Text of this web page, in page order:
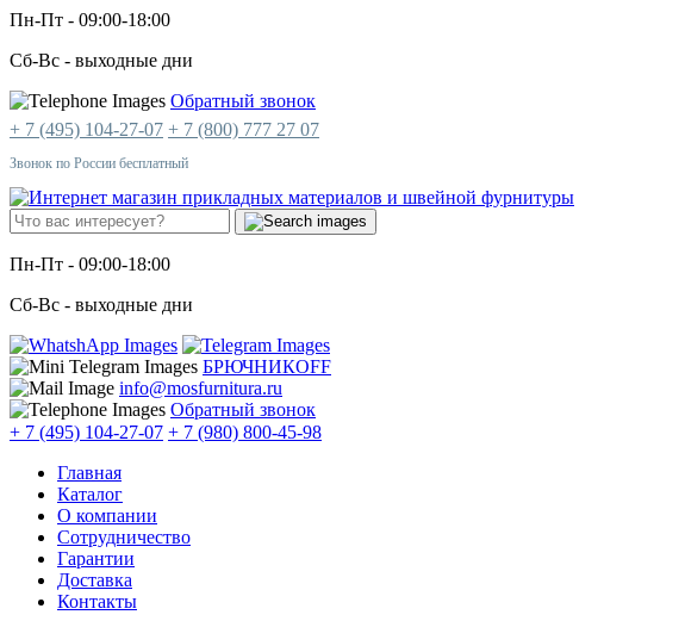
Пн-Пт - 09:00-18:00
Сб-Вс - выходные дни
Обратный звонок
+ 7 (495) 104-27-07 + 7 (800) 777 27 07
Звонок по России бесплатный
Пн-Пт - 09:00-18:00
Сб-Вс - выходные дни
БРЮЧНИКОFF
info@mosfurnitura.ru
Обратный звонок
+ 7 (495) 104-27-07 + 7 (980) 800-45-98
Главная
Каталог
О компании
Сотрудничество
Гарантии
Доставка
Контакты